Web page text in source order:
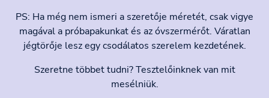
PS: Ha még nem ismeri a szeretője méretét, csak vigye
magával a próbapakunkat és az óvszermérőt. Váratlan
jégtörője lesz egy csodálatos szerelem kezdetének.
Szeretne többet tudni? Tesztelőinknek van mit
mesélniük.